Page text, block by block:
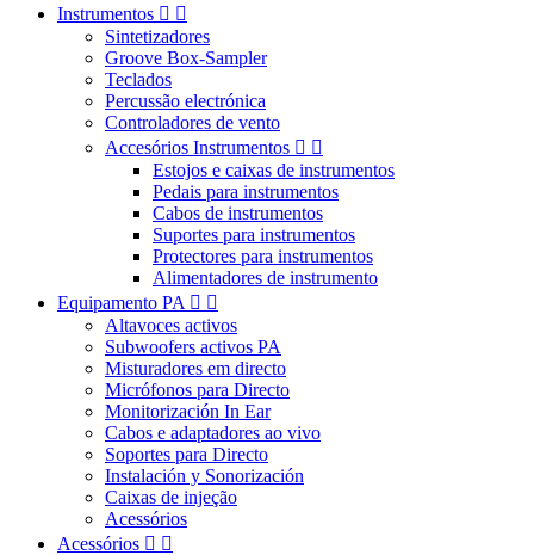
Instrumentos  
Sintetizadores
Groove Box-Sampler
Teclados
Percussão electrónica
Controladores de vento
Accesórios Instrumentos  
Estojos e caixas de instrumentos
Pedais para instrumentos
Cabos de instrumentos
Suportes para instrumentos
Protectores para instrumentos
Alimentadores de instrumento
Equipamento PA  
Altavoces activos
Subwoofers activos PA
Misturadores em directo
Micrófonos para Directo
Monitorización In Ear
Cabos e adaptadores ao vivo
Soportes para Directo
Instalación y Sonorización
Caixas de injeção
Acessórios
Acessórios  